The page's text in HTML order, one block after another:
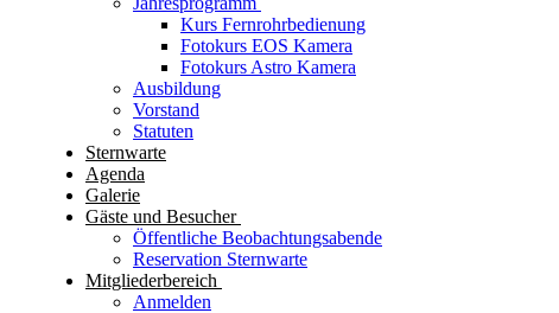
Kurs Fernrohrbedienung
Fotokurs EOS Kamera
Fotokurs Astro Kamera
Ausbildung
Vorstand
Statuten
Sternwarte
Agenda
Galerie
Gäste und Besucher
Öffentliche Beobachtungsabende
Reservation Sternwarte
Mitgliederbereich
Anmelden